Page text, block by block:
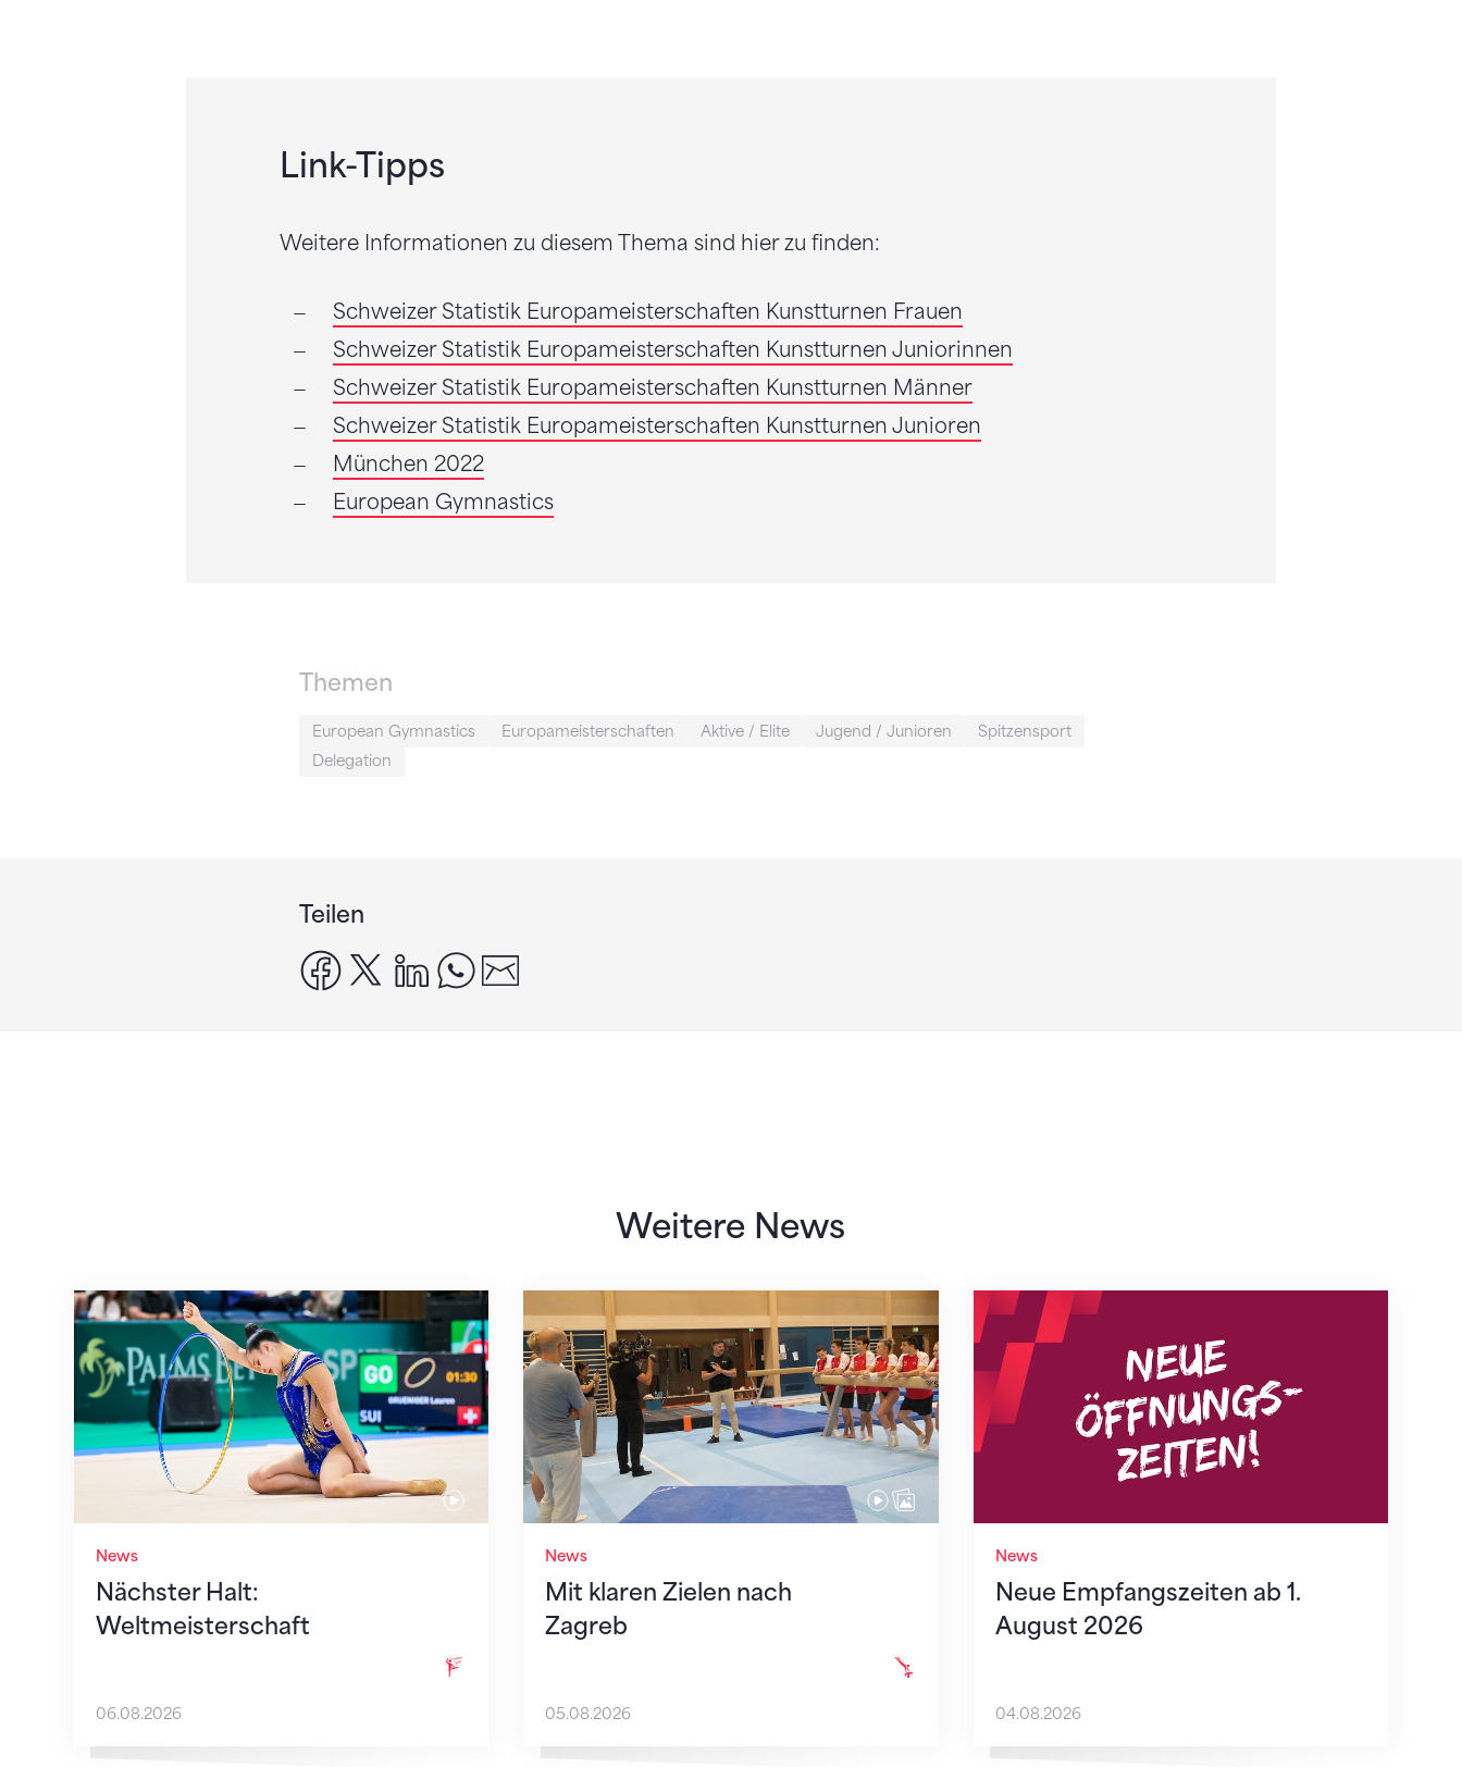
Link-Tipps
Weitere Informationen zu diesem Thema sind hier zu finden:
Schweizer Statistik Europameisterschaften Kunstturnen Frauen
Schweizer Statistik Europameisterschaften Kunstturnen Juniorinnen
Schweizer Statistik Europameisterschaften Kunstturnen Männer
Schweizer Statistik Europameisterschaften Kunstturnen Junioren
München 2022
European Gymnastics
Themen
European Gymnastics Europameisterschaften Aktive / Elite Jugend / Junioren
Spitzensport
Delegation
Teilen
facebook
x linkedinwhatsapp
Weitere News
News
Nächster Halt:
Weltmeisterschaft
Nächster Halt: Weltmeisterschaft
06.08.2026
News
Mit klaren Zielen nach
Zagreb
Mit klaren Zielen nach Zagreb
05.08.2026
News
Neue Empfangszeiten ab 1.
August 2026
Neue Empfangszeiten ab 1. August 2026
04.08.2026